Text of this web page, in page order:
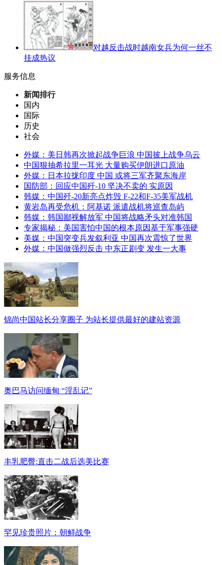
对越反击战时越南女兵为何一丝不
挂成热议
服务信息
新闻排行
国内
国际
历史
社会
外媒：美日韩再次掀起战争巨浪 中国披上战争乌云
中国狠抽希拉里一耳光 大量购买伊朗进口原油
外媒：日本拉拢印度 中国 或将三军齐聚东海岸
国防部：回应中国歼-10 坚决不卖的 实原因
韩媒：中国歼-20新亮点炸毁 F-22和F-35美军战机
黄岩岛再受危机：阿基诺 派遣战机将巡查岛屿
韩媒：韩国鄙视解放军 中国将战略矛头对准韩国
专家揭秘：美国害怕中国的根本原因基于军事强硬
美媒：中国突变兵发叙利亚 中国再次震惊了世界
外媒：中国做强烈反击 中东正剧变 发生一大事
锦尚中国站长分享圈子 为站长提供最好的建站资源
奥巴马访问缅甸 “淫乱记”
丰乳肥臀:直击二战后选美比赛
罕见珍贵照片：朝鲜战争